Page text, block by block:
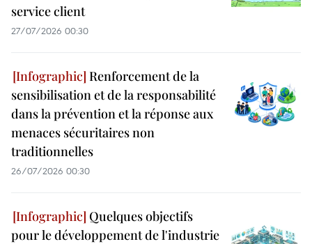
service client
27/07/2026 00:30
Renforcement de la
sensibilisation et de la responsabilité
dans la prévention et la réponse aux
menaces sécuritaires non
traditionnelles
26/07/2026 00:30
Quelques objectifs
pour le développement de l'industrie